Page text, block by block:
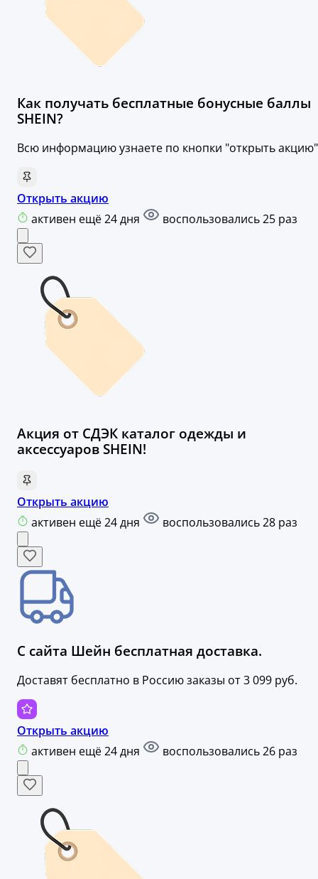
Как получать бесплатные бонусные баллы
SHEIN?
Всю информацию узнаете по кнопки "открыть акцию"
Открыть акцию
активен ещё 24 дня
воспользовались 25 раз
Акция от СДЭК каталог одежды и
аксессуаров SHEIN!
Открыть акцию
активен ещё 24 дня
воспользовались 28 раз
С сайта Шейн бесплатная доставка.
Доставят бесплатно в Россию заказы от 3 099 руб.
Открыть акцию
активен ещё 24 дня
воспользовались 26 раз